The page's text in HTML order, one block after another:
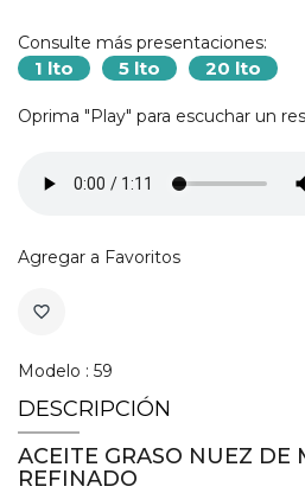
Consulte más presentaciones:
1 lto 5 lto 20 lto
Oprima "Play" para escuchar un
Agregar a Favoritos
favorite_border
Modelo : 59
DESCRIPCIÓN
ACEITE GRASO NUEZ DE
REFINADO